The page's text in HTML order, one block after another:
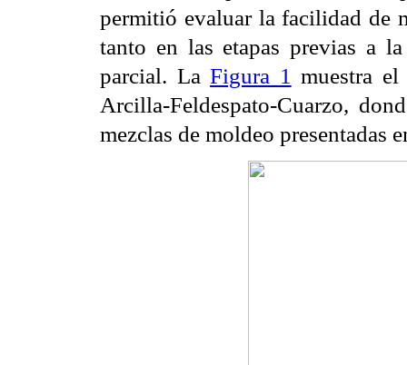
permitió evaluar la facilidad de
tanto en las etapas previas a
parcial. LaFigura 1 muestra
Arcilla-Feldespato-Cuarzo,
mezclas de moldeo presentadas